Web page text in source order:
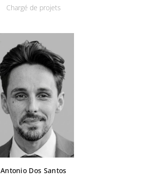
Chargé de projets
Antonio Dos Santos